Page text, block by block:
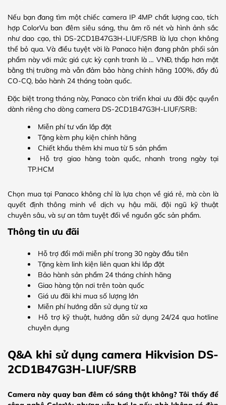
Nếu bạn đang tìm một chiếc camera IP 4MP chất lượng cao, tích
hợp ColorVu ban đêm siêu sáng, thu âm rõ nét và hình ảnh sắc
như dao cạo, thì DS-2CD1B47G3H-LIUF/SRB là lựa chọn không
thể bỏ qua. Và điều tuyệt vời là Panaco hiện đang phân phối sản
phẩm này với mức giá cực kỳ cạnh tranh là … VNĐ, thấp hơn mặt
bằng thị trường mà vẫn đảm bảo hàng chính hãng 100%, đầy đủ
CO-CQ, bảo hành 24 tháng toàn quốc.
Đặc biệt trong tháng này, Panaco còn triển khai ưu đãi độc quyền
dành riêng cho dòng camera DS-2CD1B47G3H-LIUF/SRB:
Miễn phí tư vấn lắp đặt
Tặng kèm phụ kiện chính hãng
Chiết khấu thêm khi mua từ 5 sản phẩm
Hỗ trợ giao hàng toàn quốc, nhanh trong ngày tại
TP.HCM
Chọn mua tại Panaco không chỉ là lựa chọn về giá rẻ, mà còn là
quyết định thông minh về dịch vụ hậu mãi, đội ngũ kỹ thuật
chuyên sâu, và sự an tâm tuyệt đối về nguồn gốc sản phẩm.
Thông tin ưu đãi
Hỗ trợ đổi mới miễn phí trong 30 ngày đầu tiên
Tặng kèm linh kiện liên quan khi lắp đặt
Bảo hành sản phẩm 24 tháng chính hãng
Giao hàng tận nơi trên toàn quốc
Giá ưu đãi khi mua số lượng lớn
Miễn phí hướng dẫn sử dụng từ xa
Hỗ trợ kỹ thuật, hướng dẫn sử dụng 24/24 qua hotline
chuyên dụng
Q&A khi sử dụng camera Hikvision DS-
2CD1B47G3H-LIUF/SRB
Camera này quay ban đêm có sáng thật không? Tôi thấy để